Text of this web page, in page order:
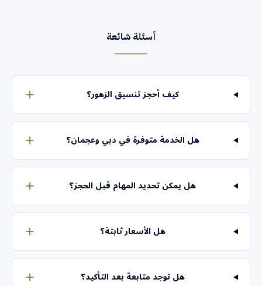
أسئلة شائعة
كيف أحجز تنسيق الزهور؟
هل الخدمة متوفرة في دبي وعجمان؟
هل يمكن تحديد المهام قبل الحجز؟
هل الأسعار ثابتة؟
هل توجد متابعة بعد التأكيد؟